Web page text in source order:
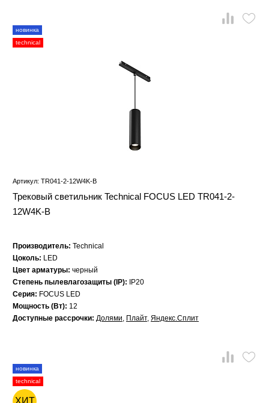
новинка
technical
Артикул: TR041-2-12W4K-B
Трековый светильник Technical FOCUS LED TR041-2-
12W4K-B
Производитель: Technical
Цоколь: LED
Цвет арматуры: черный
Степень пылевлагозащиты (IP):
IP20
Серия: FOCUS LED
Мощность (Вт): 12
Доступные рассрочки: Долями, Плайт, Яндекс.Сплит
новинка
technical